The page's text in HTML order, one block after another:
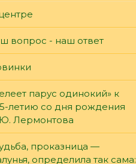
вопрос - наш ответ
парус одинокий» к
летию со дня рождения
Лермонтова
проказница —
определила так сама: